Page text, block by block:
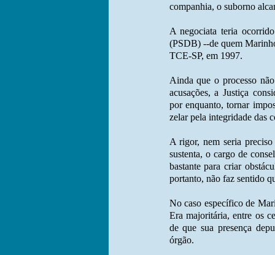
companhia, o suborno
A negociata teria
(PSDB) --de quem
TCE-SP, em 1997.
Ainda que o processo
acusações, a Justiça
por enquanto, tornar
zelar pela integridade das
A rigor, nem seria
sustenta, o cargo de
bastante para criar
portanto, não faz sentido
No caso específico de
Era majoritária, entre os
de que sua presença
órgão.